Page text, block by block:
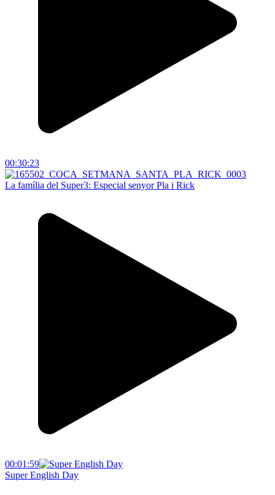
00:30:23
La família del Super3: Especial senyor Pla i Rick
00:01:59
Super English Day